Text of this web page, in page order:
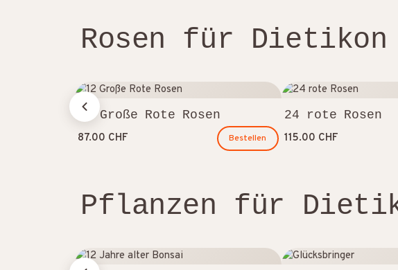
Rosen für Dietikon
12 Große Rote Rosen
87.00 CHF Bestellen
24 rote Rosen
115.00 CHF
Pflanzen für